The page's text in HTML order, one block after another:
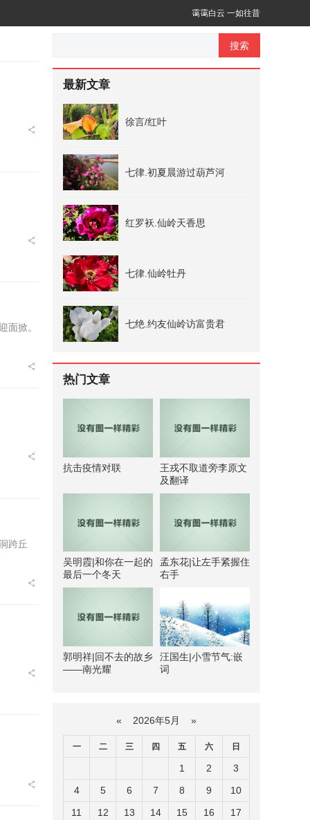
霭霭白云 一如往昔
面掀。
跨丘
搜索
最新文章
徐言/红叶
七律.初夏晨游过葫芦河
红罗袄.仙岭天香思
七律.仙岭牡丹
七绝.约友仙岭访富贵君
热门文章
抗击疫情对联
王戎不取道旁李原文
及翻译
吴明霞|和你在一起的
最后一个冬天
孟东花|让左手紧握住
右手
郭明祥|回不去的故乡
——南光耀
汪国生|小雪节气:嵌
词
« 2026年5月 »
一 二 三 四 五 六 日
1 2
3
4
5 6 7 8 9
10
11
12 13 14 15 16
17